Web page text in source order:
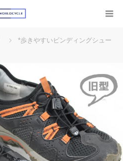
*歩きやすいビンディングシュー